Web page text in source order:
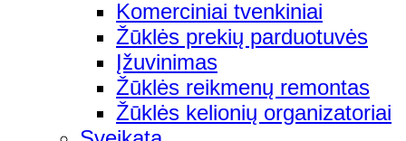
Komerciniai tvenkiniai
Žūklės prekių parduotuvės
Įžuvinimas
Žūklės reikmenų remontas
Žūklės kelionių organizatoriai